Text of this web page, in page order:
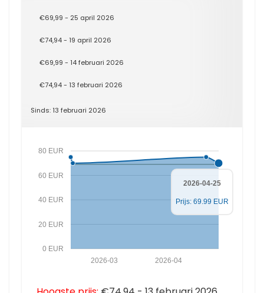
€69,99 - 25 april 2026
€74,94 - 19 april 2026
€69,99 - 14 februari 2026
€74,94 - 13 februari 2026
Sinds: 13 februari 2026
0 EUR
20 EUR
40 EUR
60 EUR
80 EUR
2026-04
2026-03
2026-04-25
Prijs: 69.99 EUR